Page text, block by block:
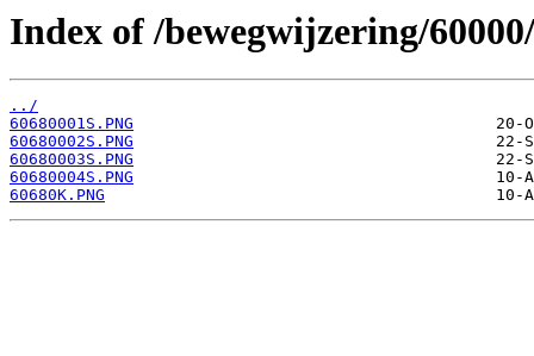
Index of /bewegwijzering/
../
60680001S.PNG
60680002S.PNG
60680003S.PNG
60680004S.PNG
60680K.PNG